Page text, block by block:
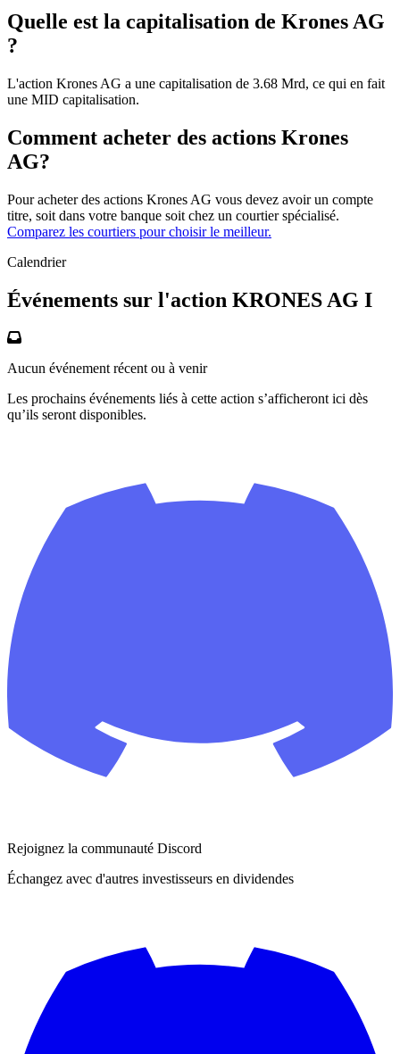
Quelle est la capitalisation de Krones AG
?
L'action Krones AG a une capitalisation de 3.68 Mrd, ce qui en fait
une MID capitalisation.
Comment acheter des actions Krones
AG?
Pour acheter des actions Krones AG vous devez avoir un compte
titre, soit dans votre banque soit chez un courtier spécialisé.
Comparez les courtiers pour choisir le meilleur.
Calendrier
Événements sur l'action KRONES AG I
Aucun événement récent ou à venir
Les prochains événements liés à cette action s’afficheront ici dès
qu’ils seront disponibles.
Rejoignez la communauté Discord
Échangez avec d'autres investisseurs en dividendes